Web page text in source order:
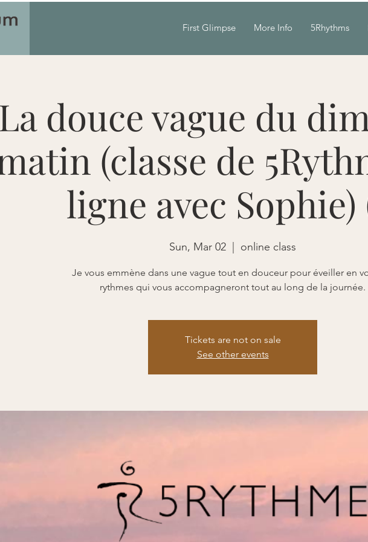
First Glimpse More Info 5Rhythms
La douce vague du
(classe de
ligne avec Sophie)
Sun, Mar 02 online class
Je vous emmène dans une vague tout en douceur pour éveiller en
rythmes qui vous accompagneront tout au long de la journée.
Tickets are not on sale
See other events